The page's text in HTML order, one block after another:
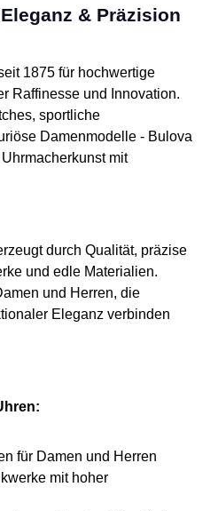
& Präzision
1875 für hochwertige
Raffinesse und Innovation.
sportliche
Damenmodelle - Bulova
mit
durch Qualität, präzise
und edle Materialien.
und Herren, die
Eleganz verbinden
für Damen und Herren
mit hoher